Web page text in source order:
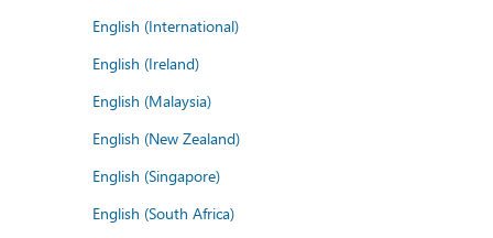
English (International)
English (Ireland)
English (Malaysia)
English (New Zealand)
English (Singapore)
English (South Africa)